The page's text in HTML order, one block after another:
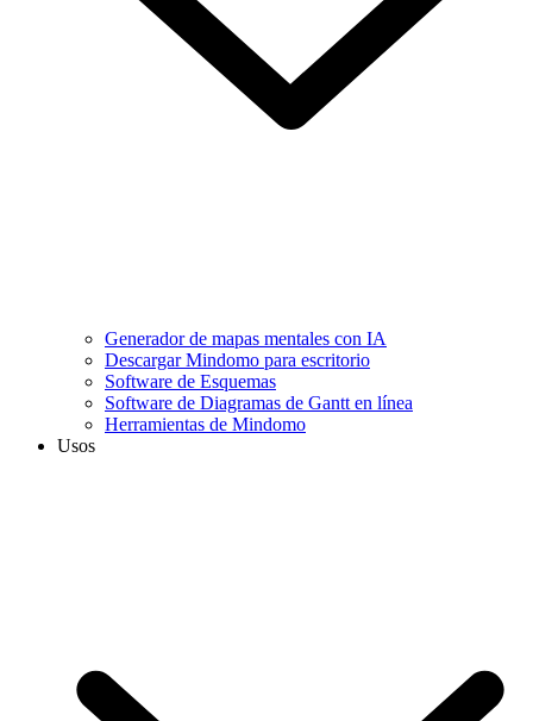
Generador de mapas mentales con IA
Descargar Mindomo para escritorio
Software de Esquemas
Software de Diagramas de Gantt en línea
Herramientas de Mindomo
Usos